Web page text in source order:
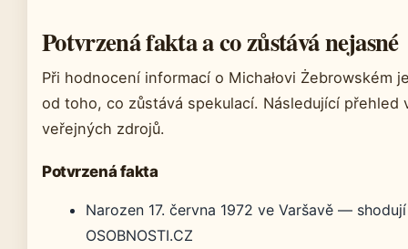
Potvrzená fakta a co zůstává nejasné
Při hodnocení informací o Michałovi Żebrowském
od toho, co zůstává spekulací. Následující přehled
veřejných zdrojů.
Potvrzená fakta
Narozen 17. června 1972 ve Varšavě —
OSOBNOSTI.CZ